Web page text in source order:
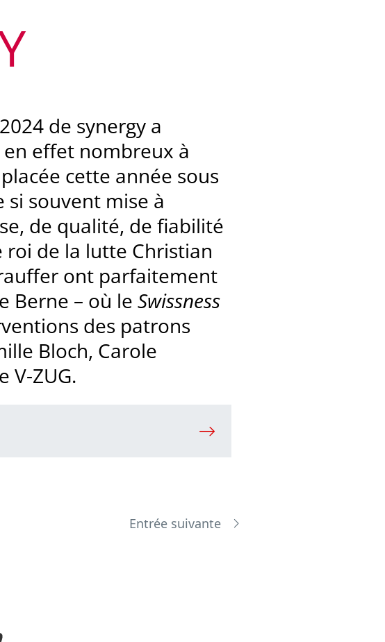
de synergy a
effet nombreux à
cette année sous
si souvent mise à
de qualité, de fiabilité
roi de la lutte Christian
ont parfaitement
Berne – où le Swissness
des patrons
Bloch, Carole
V-ZUG.
Entrée suivante